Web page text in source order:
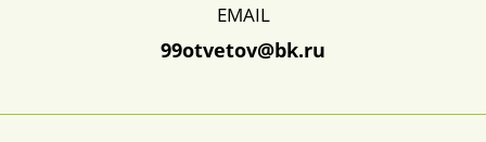
EMAIL
99otvetov@bk.ru